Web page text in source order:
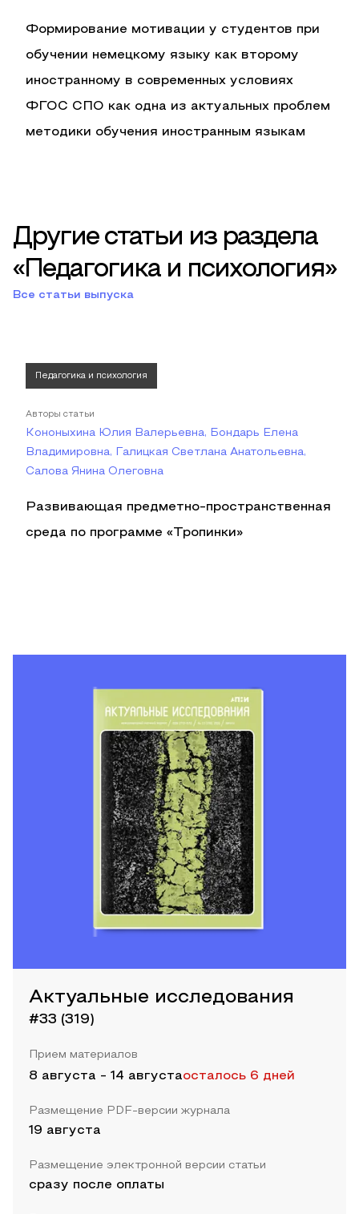
Формирование мотивации у студентов при
обучении немецкому языку как второму
иностранному в современных условиях
ФГОС СПО как одна из актуальных проблем
методики обучения иностранным языкам
Другие статьи из раздела
«Педагогика и психология»
Все статьи выпуска
Педагогика и психология
Авторы статьи
Кононыхина Юлия Валерьевна, Бондарь Елена
Владимировна, Галицкая Светлана Анатольевна,
Салова Янина Олеговна
Развивающая предметно-пространственная
среда по программе «Тропинки»
Актуальные исследования
#33 (319)
Прием материалов
8 августа - 14 августаосталось 6 дней
Размещение PDF-версии журнала
19 августа
Размещение электронной версии статьи
сразу после оплаты